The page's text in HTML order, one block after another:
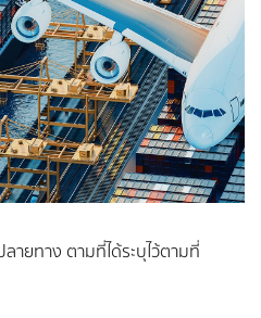
ายทาง ตามที่ได้ระบุไว้ตามที่